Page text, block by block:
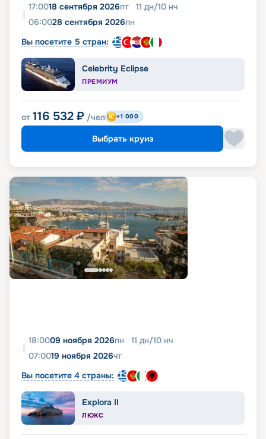
17:0018 сентября 2026пт 11 дн/10 нч
06:0028 сентября 2026пн
Вы посетите 5 стран:
Celebrity Eclipse
ПРЕМИУМ
от 116 532 ₽ /чел +1 000
Выбрать круиз
18:0009 ноября 2026пн 11 дн/10 нч
07:0019 ноября 2026чт
Вы посетите 4 страны:
Explora II
ЛЮКС